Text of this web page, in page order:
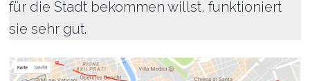
für die Stadt bekommen willst, funktioniert
sie sehr gut.